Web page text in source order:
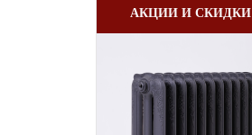
АКЦИИ И СКИДКИ